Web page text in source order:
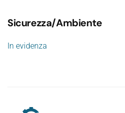
Sicurezza/Ambiente
In evidenza